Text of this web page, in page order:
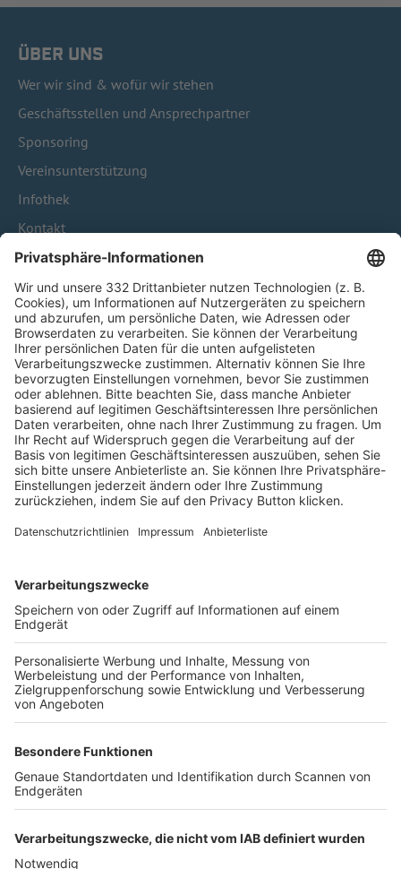
ÜBER UNS
Wer wir sind & wofür wir stehen
Geschäftsstellen und Ansprechpartner
Sponsoring
Vereinsunterstützung
Infothek
Kontakt
HÄUFIG BESUCHTE SEITEN
Pässe und Vereinswechsel
Trainerausbildung
Schulungsangebot Vereinsmitarbeiter
BFV-Geschäftsstellen
Trainerbörse
Login SpielPlus
FOLGE DEM BFV
TOP-VEREINE
TOP-PARTNER